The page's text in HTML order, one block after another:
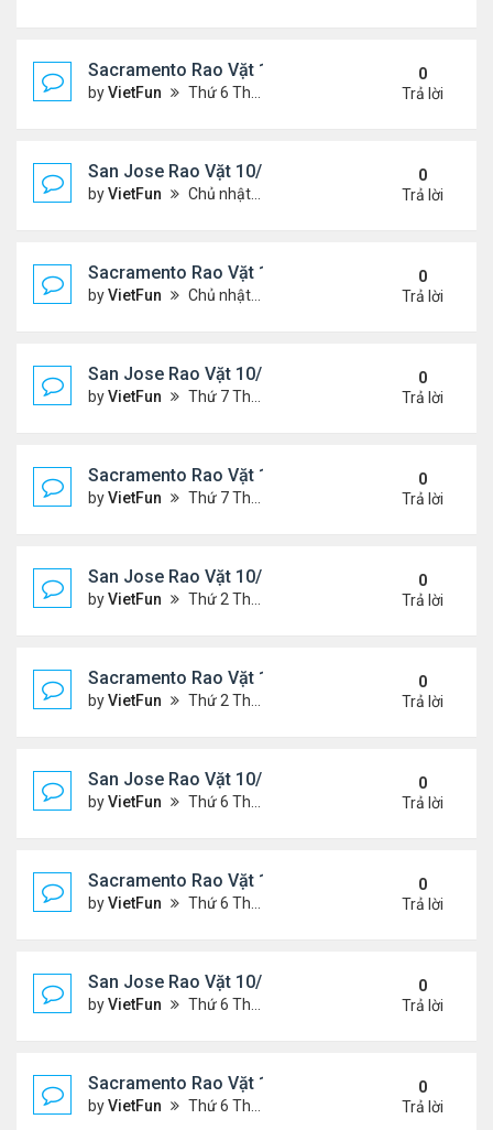
Sacramento Rao Vặt 11/5/21 - 11/12/21
byVietFun Thứ 6 Tháng 11 05, 2021 11:30 am
0
Trả lời
San Jose Rao Vặt 10/29/21 - 11/5/21
byVietFun Chủ nhật Tháng 10 31, 2021 12:19 pm
0
Trả lời
Sacramento Rao Vặt 10/29/21 - 11/5/21
byVietFun Chủ nhật Tháng 10 31, 2021 11:59 am
0
Trả lời
San Jose Rao Vặt 10/22/21 - 10/29/21
byVietFun Thứ 7 Tháng 10 23, 2021 8:17 am
0
Trả lời
Sacramento Rao Vặt 10/22/21 - 10/29/21
byVietFun Thứ 7 Tháng 10 23, 2021 8:10 am
0
Trả lời
San Jose Rao Vặt 10/15/21- 10/22/21
byVietFun Thứ 2 Tháng 10 18, 2021 9:32 pm
0
Trả lời
Sacramento Rao Vặt 10/15/21- 10/22/21
byVietFun Thứ 2 Tháng 10 18, 2021 9:26 pm
0
Trả lời
San Jose Rao Vặt 10/8/21- 10/15/21
byVietFun Thứ 6 Tháng 10 08, 2021 11:27 pm
0
Trả lời
Sacramento Rao Vặt 10/8/21- 10/15/21
byVietFun Thứ 6 Tháng 10 08, 2021 11:20 pm
0
Trả lời
San Jose Rao Vặt 10/1/21 - 10/8/21
byVietFun Thứ 6 Tháng 10 01, 2021 1:04 pm
0
Trả lời
Sacramento Rao Vặt 10/1/21 - 10/8/21
byVietFun Thứ 6 Tháng 10 01, 2021 12:57 pm
0
Trả lời